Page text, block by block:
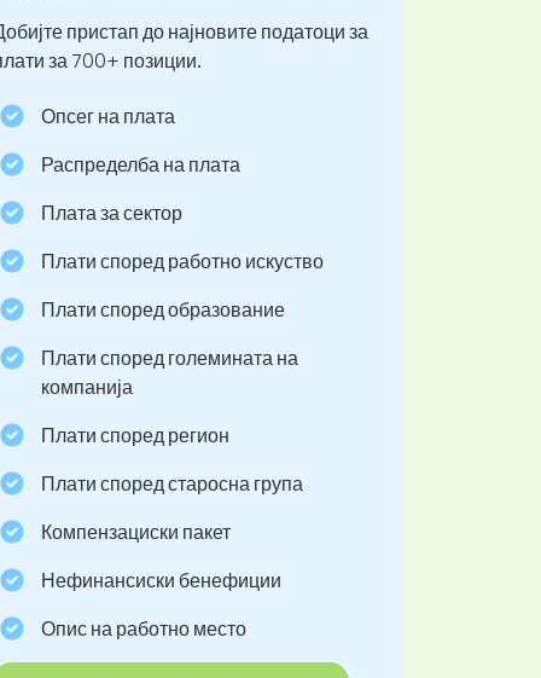
пристап до најновите податоци за
за 700+ позиции.
Опсег на плата
Распределба на плата
Плата за сектор
Плати според работно искуство
Плати според образование
Плати според големината на
компанија
Плати според регион
Плати според старосна група
Компензациски пакет
Нефинансиски бенефиции
Опис на работно место